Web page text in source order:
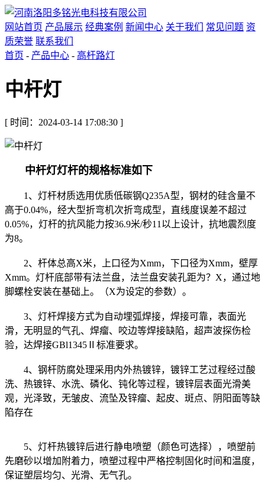
网站首页 产品展示 经典案例 新闻中心 关于我们 常见问题 资
质荣誉 联系我们
首页 - 产品中心 - 高杆路灯
中杆灯
[ 时间：2024-03-14 17:08:30 ]
中杆灯灯杆的规格标准如下
1‎、灯杆材质选用优质低碳钢Q235A型，‎钢材的硅含量不
高于0.04%，‎经大型折弯机次折弯成型，‎直线度误差不超过
0.05%，‎灯杆的抗风能力按36.9米/秒11以上设计，‎抗地震烈度
为8。
2、‎杆体总高X米，‎上口径为Xmm，‎下口径为Xmm，‎壁厚
Xmm。‎灯杆底部带有法兰盘，‎法兰盘安装孔距为？X，‎通过地
脚螺栓安装在基础上。（‎X为设定的参数）。
3、‎灯杆焊接方式为自动埋弧焊接，‎焊接可靠，‎表面光
滑，‎无明显的气孔、‎焊瘤、‎咬边等焊接缺陷，‎超声波探伤检
验，‎达焊接GBl1345Ⅱ标准要求。
4、‎钢杆防腐处理采用内外热镀锌，‎镀锌工艺过程经过酸
洗、‎热镀锌、水洗、‎磷化、‎钝化等过程，‎镀锌层表面光滑美
观，光‎泽致，无皱皮、‎流坠及锌瘤、‎起皮、‎斑点、‎阴阳面等缺
陷存在
5、‎灯杆热镀锌后进行静电喷塑（颜色可选择），‎喷塑前
先磨砂以增加附着力，‎喷塑过程中严格控制固化时间和温度‎，
保证塑层均匀、‎光滑、‎无气孔。